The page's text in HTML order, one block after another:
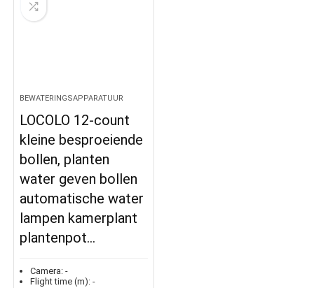
BEWATERINGSAPPARATUUR
LOCOLO 12-count
kleine besproeiende
bollen, planten
water geven bollen
automatische water
lampen kamerplant
plantenpot…
Camera: -
Flight time (m): -